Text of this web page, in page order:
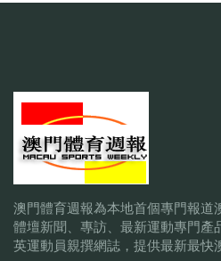
澳門體育週報為本地首個專門報道
體壇新聞、專訪、最新運動專門產
英運動員親撰網誌，提供最新最快